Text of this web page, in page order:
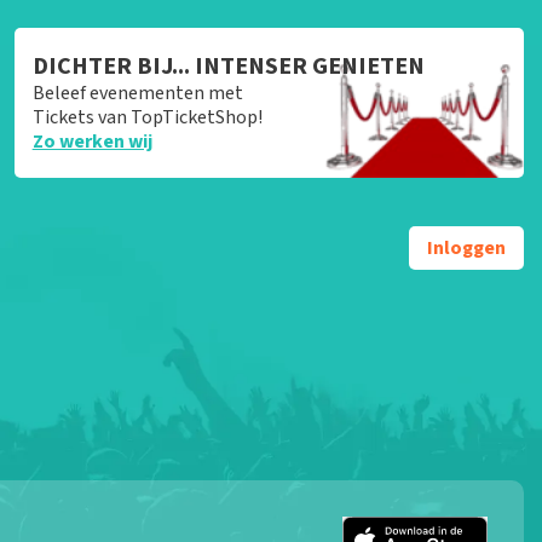
DICHTER BIJ... INTENSER GENIETEN
Beleef evenementen met
Tickets van TopTicketShop!
Zo werken wij
Inloggen